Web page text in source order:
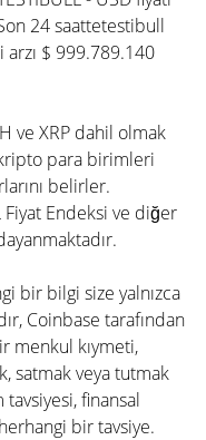
24 saattetestibull
$ 999.789.140
ve XRP dahil olmak
para birimleri
belirler.
Fiyat Endeksi ve diğer
bir bilgi size yalnızca
Coinbase tarafından
menkul kıymeti,
satmak veya tutmak
finansal
bir tavsiye.